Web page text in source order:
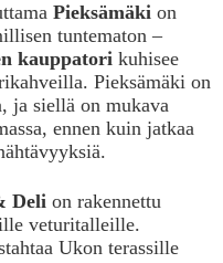
Pieksämäki on
tuntematon –
kauppatori kuhisee
Pieksämäki on
ja siellä on mukava
ennen kuin jatkaa
Deli on rakennettu
veturitalleille.
Ukon terassille